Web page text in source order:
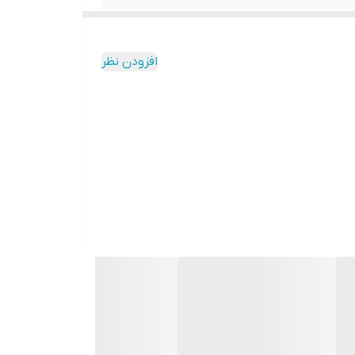
افزودن نظر